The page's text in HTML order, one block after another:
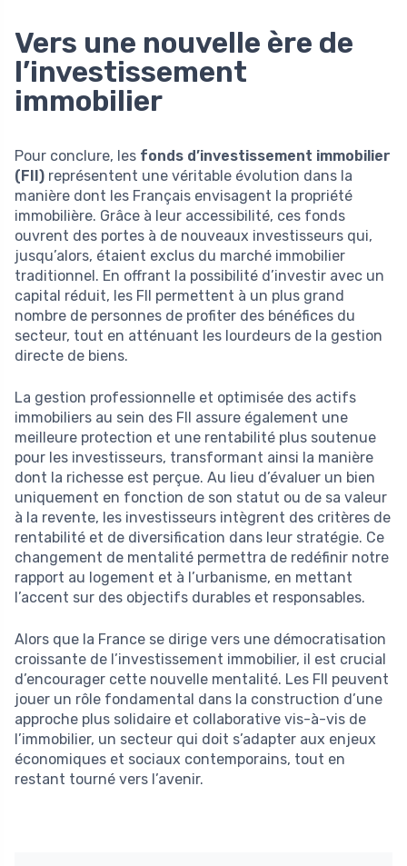
Vers une nouvelle ère de
l’investissement
immobilier
Pour conclure, les fonds d’investissement immobilier
(FII) représentent une véritable évolution dans la
manière dont les Français envisagent la propriété
immobilière. Grâce à leur accessibilité, ces fonds
ouvrent des portes à de nouveaux investisseurs qui,
jusqu’alors, étaient exclus du marché immobilier
traditionnel. En offrant la possibilité d’investir avec un
capital réduit, les FII permettent à un plus grand
nombre de personnes de profiter des bénéfices du
secteur, tout en atténuant les lourdeurs de la gestion
directe de biens.
La gestion professionnelle et optimisée des actifs
immobiliers au sein des FII assure également une
meilleure protection et une rentabilité plus soutenue
pour les investisseurs, transformant ainsi la manière
dont la richesse est perçue. Au lieu d’évaluer un bien
uniquement en fonction de son statut ou de sa valeur
à la revente, les investisseurs intègrent des critères de
rentabilité et de diversification dans leur stratégie. Ce
changement de mentalité permettra de redéfinir notre
rapport au logement et à l’urbanisme, en mettant
l’accent sur des objectifs durables et responsables.
Alors que la France se dirige vers une démocratisation
croissante de l’investissement immobilier, il est crucial
d’encourager cette nouvelle mentalité. Les FII peuvent
jouer un rôle fondamental dans la construction d’une
approche plus solidaire et collaborative vis-à-vis de
l’immobilier, un secteur qui doit s’adapter aux enjeux
économiques et sociaux contemporains, tout en
restant tourné vers l’avenir.